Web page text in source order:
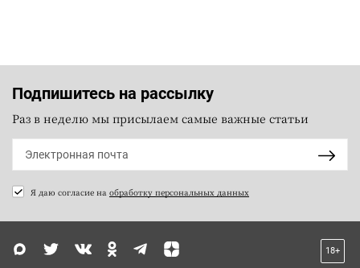
Подпишитесь на рассылку
Раз в неделю мы присылаем самые важные статьи
Я даю согласие на обработку персональных данных
18+